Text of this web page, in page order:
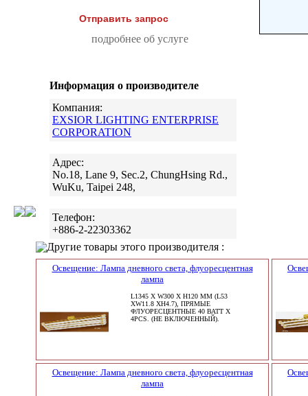
Отправить запрос
подробнее об услуге
Информация о производителе
Компания:
EXSIOR LIGHTING ENTERPRISE
CORPORATION
Адрес:
No.18, Lane 9, Sec.2, ChungHsing Rd.,
WuKu, Taipei 248,
Телефон:
+886-2-22303362
Другие товары этого производителя :
Освещение: Лампа дневного света, флуоресцентная
лампа
L1345 X W300 X H120 MM (L53
XW11.8 XH4.7), ПРЯМЫЕ
ФЛУОРЕСЦЕНТНЫЕ 40 ВАТТ X
4PCS. (НЕ ВКЛЮЧЕННЫЙ).
Освещение: Лампа дневного света, флуоресцентная
лампа